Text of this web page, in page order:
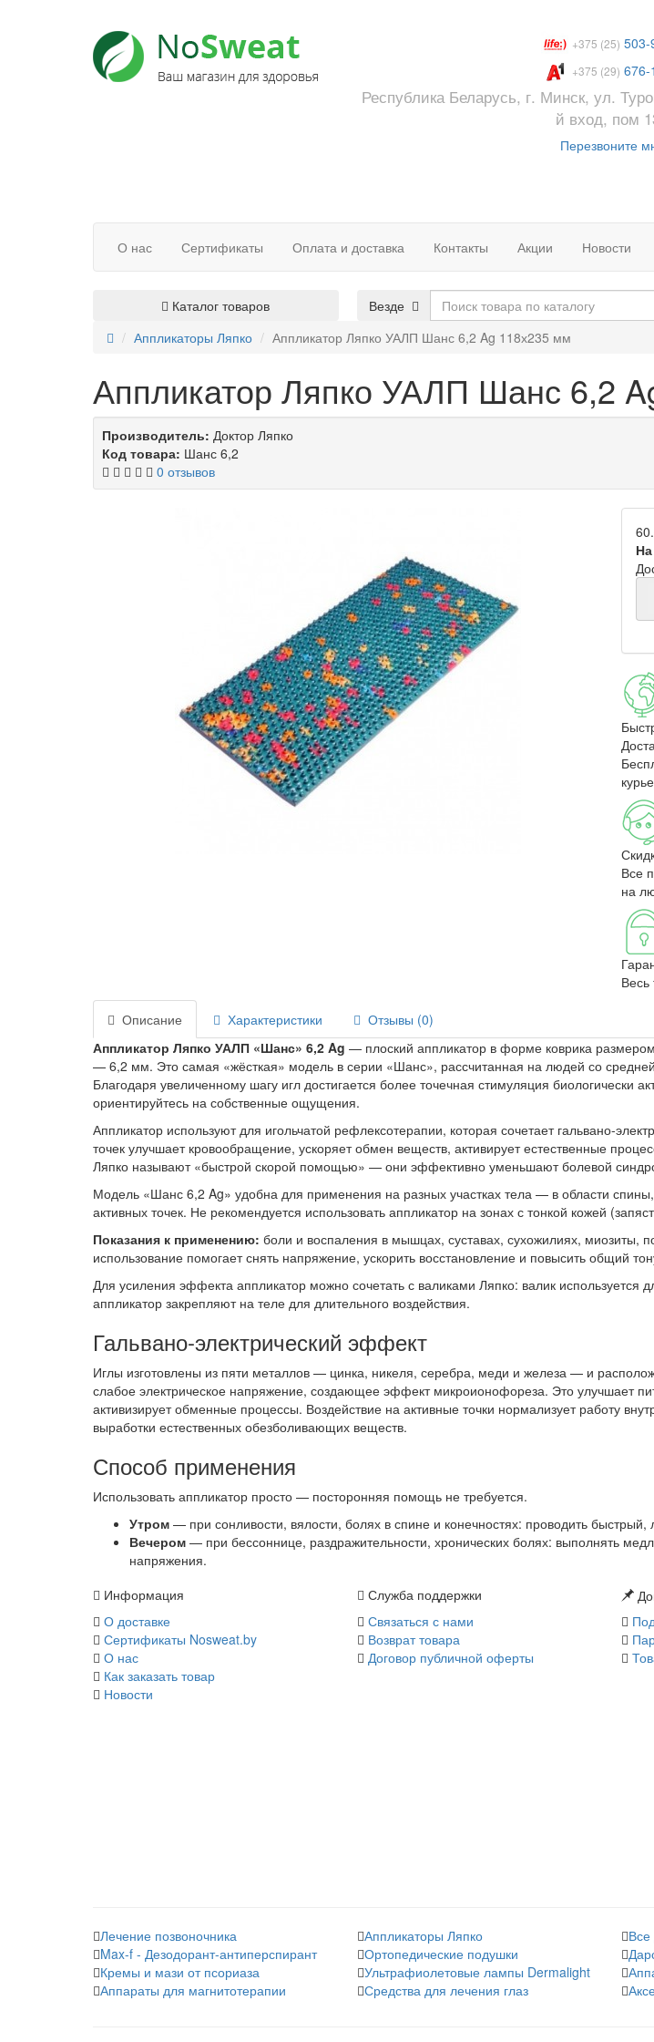
+375 (25) 503-
+375 (29) 676-
Республика Беларусь, г. Минск, ул.
й вход, пом
Перезвоните
О нас Сертификаты Оплата и доставка Контакты Акции Новости
Везде
Каталог товаров
Аппликаторы Ляпко
Аппликатор Ляпко УАЛП Шанс 6,2 Ag 118х235 мм
Аппликатор Ляпко УАЛП Шанс 6,2
Производитель: Доктор Ляпко
Код товара: Шанс 6,2
0 отзывов
Все
на
Весь
Описание Характеристики
Отзывы (0)
Аппликатор Ляпко УАЛП «Шанс» 6,2 Ag — плоский аппликатор в форме коврика
— 6,2 мм. Это самая «жёсткая» модель в серии «Шанс», рассчитанная на людей со
Благодаря увеличенному шагу игл достигается более точечная стимуляция
ориентируйтесь на собственные ощущения.
Аппликатор используют для игольчатой рефлексотерапии, которая сочетает гальвано-
точек улучшает кровообращение, ускоряет обмен веществ, активирует естественные
Ляпко называют «быстрой скорой помощью» — они эффективно уменьшают болевой
Модель «Шанс 6,2 Ag» удобна для применения на разных участках тела — в области
активных точек. Не рекомендуется использовать аппликатор на зонах с тонкой кожей
Показания к применению: боли и воспаления в мышцах, суставах, сухожилиях, миозиты,
использование помогает снять напряжение, ускорить восстановление и повысить общий
Для усиления эффекта аппликатор можно сочетать с валиками Ляпко: валик используется
аппликатор закрепляют на теле для длительного воздействия.
Гальвано-электрический эффект
Иглы изготовлены из пяти металлов — цинка, никеля, серебра, меди и железа — и
слабое электрическое напряжение, создающее эффект микроионофореза. Это улучшает
активизирует обменные процессы. Воздействие на активные точки нормализует работу
выработки естественных обезболивающих веществ.
Способ применения
Использовать аппликатор просто — посторонняя помощь не требуется.
Утром — при сонливости, вялости, болях в спине и конечностях: проводить
Вечером — при бессоннице, раздражительности, хронических болях: выполнять
напряжения.
Информация
О доставке
Сертификаты Nosweat.by
О нас
Как заказать товар
Новости
Служба поддержки
Связаться с нами
Возврат товара
Договор публичной оферты
Лечение позвоночника
Max-f - Дезодорант-антиперспирант
Кремы и мази от псориаза
Аппараты для магнитотерапии
Аппликаторы Ляпко
Ортопедические подушки
Ультрафиолетовые лампы Dermalight
Средства для лечения глаз